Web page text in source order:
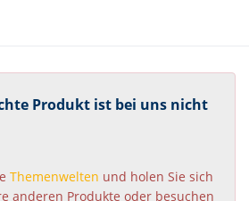
Produkt ist bei uns nicht
Themenwelten und holen Sie sich
anderen Produkte oder besuchen